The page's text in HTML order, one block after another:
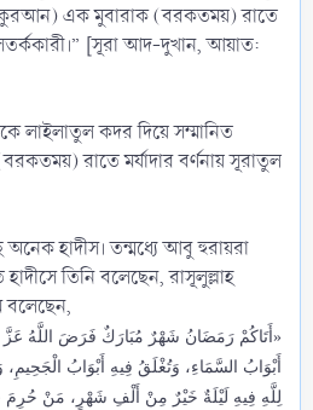
এক মুবারাক (বরকতময়) রাতে
[সূরা আদ-দুখান, আয়াত:
লাইলাতুল কদর দিয়ে সম্মানিত
রাতে মর্যাদার বর্ণনায় সূরাতুল
অনেক হাদীস। তন্মধ্যে আবু হুরায়রা
হাদীসে তিনি বলেছেন, রাসূলুল্লাহ
বলেছেন,
«أَتَاكُمْ رَمَضَانُ شَهْرٌ مُبَارَكٌ فَرَضَ اللَّهُ عَزَّ
أَبْوَابُ السَّمَاءِ، وَتُغْلَقُ فِيهِ أَبْوَابُ
لِلَّهِ فِيهِ لَيْلَةٌ خَيْرٌ مِنْ أَلْفِ شَهْرٍ، مَنْ حُرِمَ